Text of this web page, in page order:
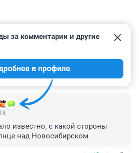
30
за комментарии и другие
в профиле
известно, с какой стороны
над Новосибирском"